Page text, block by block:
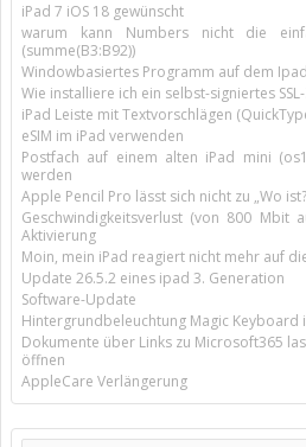
iPad 7 iOS 18 gewünscht
warum kann Numbers nicht die
(summe(B3:B92))
Windowbasiertes Programm auf dem
Wie installiere ich ein selbst-signiertes
iPad Leiste mit Textvorschlägen
eSIM im iPad verwenden
Postfach auf einem alten iPad mini
werden
Apple Pencil Pro lässt sich nicht zu „Wo
Geschwindigkeitsverlust (von 800 Mbit
Aktivierung
Moin, mein iPad reagiert nicht mehr auf
Update 26.5.2 eines ipad 3. Generation
Software-Update
Hintergrundbeleuchtung Magic Keyboard
Dokumente über Links zu Microsoft365
öffnen
AppleCare Verlängerung